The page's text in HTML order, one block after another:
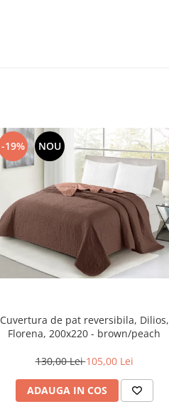
-19% NOU
Cuvertura de pat reversibila, Dilios,
Florena, 200x220 - brown/peach
130,00 Lei105,00 Lei
ADAUGA IN COS